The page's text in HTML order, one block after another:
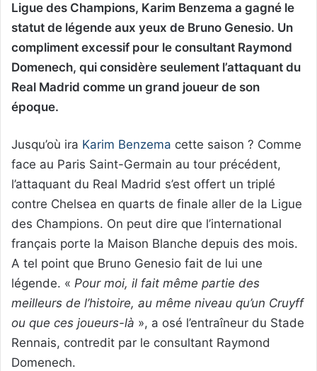
Ligue des Champions, Karim Benzema a gagné le
statut de légende aux yeux de Bruno Genesio. Un
compliment excessif pour le consultant Raymond
Domenech, qui considère seulement l’attaquant du
Real Madrid comme un grand joueur de son
époque.
Jusqu’où ira Karim Benzema cette saison ? Comme
face au Paris Saint-Germain au tour précédent,
l’attaquant du Real Madrid s’est offert un triplé
contre Chelsea en quarts de finale aller de la Ligue
des Champions. On peut dire que l’international
français porte la Maison Blanche depuis des mois.
A tel point que Bruno Genesio fait de lui une
légende. « Pour moi, il fait même partie des
meilleurs de l’histoire, au même niveau qu’un Cruyff
ou que ces joueurs-là », a osé l’entraîneur du Stade
Rennais, contredit par le consultant Raymond
Domenech.